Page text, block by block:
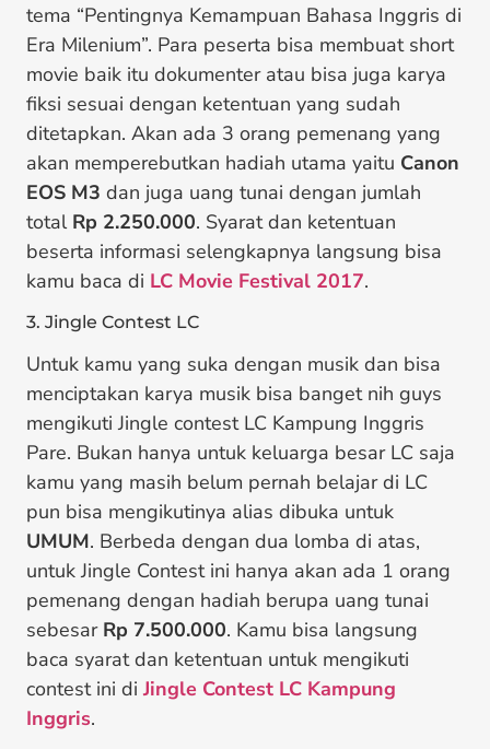
tema “Pentingnya Kemampuan Bahasa Inggris di
Era Milenium”. Para peserta bisa membuat short
movie baik itu dokumenter atau bisa juga karya
fiksi sesuai dengan ketentuan yang sudah
ditetapkan. Akan ada 3 orang pemenang yang
akan memperebutkan hadiah utama yaitu Canon
EOS M3 dan juga uang tunai dengan jumlah
total Rp 2.250.000. Syarat dan ketentuan
beserta informasi selengkapnya langsung bisa
kamu baca di LC Movie Festival 2017.
3. Jingle Contest LC
Untuk kamu yang suka dengan musik dan bisa
menciptakan karya musik bisa banget nih guys
mengikuti Jingle contest LC Kampung Inggris
Pare. Bukan hanya untuk keluarga besar LC saja
kamu yang masih belum pernah belajar di LC
pun bisa mengikutinya alias dibuka untuk
UMUM. Berbeda dengan dua lomba di atas,
untuk Jingle Contest ini hanya akan ada 1 orang
pemenang dengan hadiah berupa uang tunai
sebesar Rp 7.500.000. Kamu bisa langsung
baca syarat dan ketentuan untuk mengikuti
contest ini di Jingle Contest LC Kampung
Inggris.